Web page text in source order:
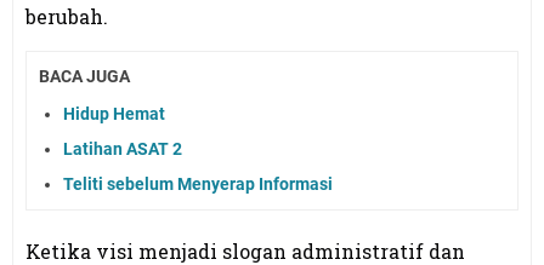
berubah.
BACA JUGA
Hidup Hemat
Latihan ASAT 2
Teliti sebelum Menyerap Informasi
Ketika visi menjadi slogan administratif dan